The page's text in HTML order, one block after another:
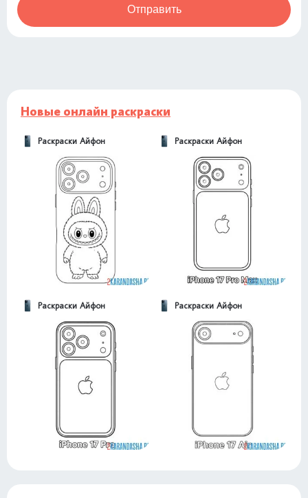
Отправить
Новые онлайн раскраски
Раскраски Айфон Раскраски Айфон
Раскраски Айфон Раскраски Айфон